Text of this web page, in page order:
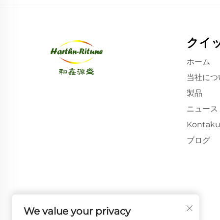
クイ
ホーム
当社につ
製品
ニュース
ブログ
We value your privacy